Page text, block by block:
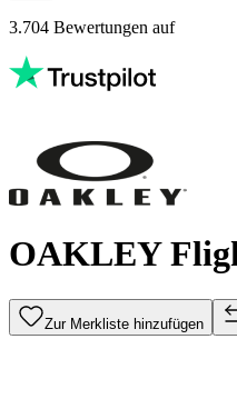
3.704 Bewertungen auf
OAKLEY
Zur Merkliste hinzufügen